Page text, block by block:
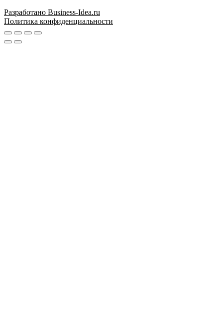
Разработано Business-Idea.ru
Политика конфиденциальности